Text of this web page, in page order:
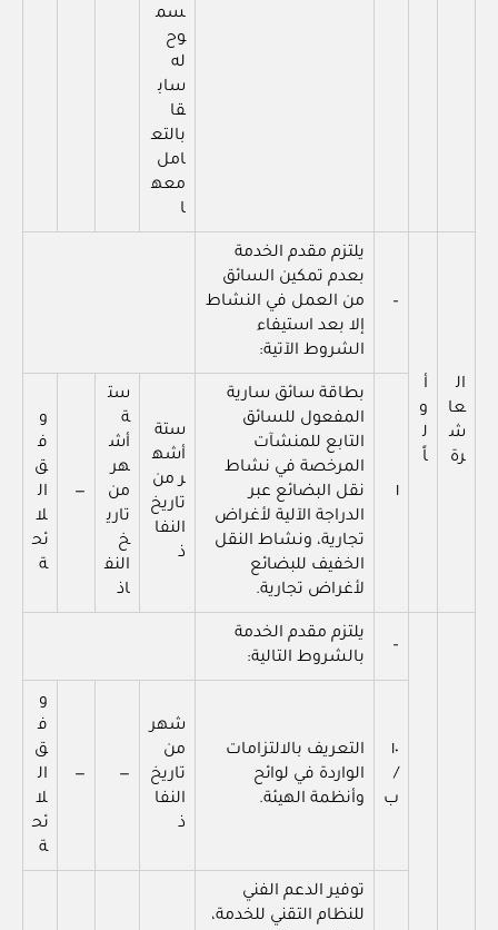
سم
وح
له
ساب
قا
بالتع
امل
معه
ا
ال
عا
ش
رة
أ
و
ل
اً
–
يلتزم مقدم الخدمة
بعدم تمكين السائق
من العمل في النشاط
إلا بعد استيفاء
الشروط الآتية:
١
بطاقة سائق سارية
المفعول للسائق
التابع للمنشآت
المرخصة في نشاط
نقل البضائع عبر
الدراجة الآلية لأغراض
تجارية، ونشاط النقل
الخفيف للبضائع
لأغراض تجارية.
ستة
أشه
ر من
تاريخ
النفا
ذ
ست
ة
أش
هر
من
تاري
خ
النف
اذ
—
و
ف
ق
ال
لا
ئح
ة
–
يلتزم مقدم الخدمة
بالشروط التالية:
١٠
/
ب
التعريف بالالتزامات
الواردة في لوائح
وأنظمة الهيئة.
شهر
من
تاريخ
النفا
ذ
—
—
و
ف
ق
ال
لا
ئح
ة
توفير الدعم الفني
للنظام التقني للخدمة،